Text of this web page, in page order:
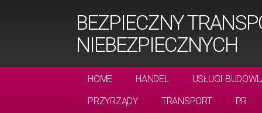
BEZPIECZNY
NIEBEZPIECZNYCH
HOME HANDEL
USŁUGI
PRZYRZĄDY
TRANSPORT
PR